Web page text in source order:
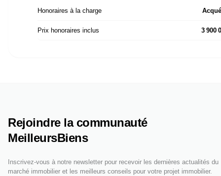
Honoraires à la charge
Prix honoraires inclus 3 900
Rejoindre la communauté
MeilleursBiens
Inscrivez-vous à notre newsletter pour recevoir les dernières actualités du
marché immobilier et les meilleurs conseils pour votre projet immobilier.